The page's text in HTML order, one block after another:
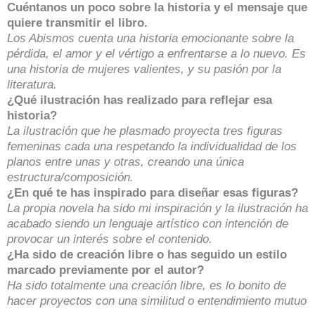
Cuéntanos un poco sobre la historia y el mensaje que
quiere transmitir el libro.
Los Abismos cuenta una historia emocionante sobre la
pérdida, el amor y el vértigo a enfrentarse a lo nuevo. Es
una historia de mujeres valientes, y su pasión por la
literatura.
¿Qué ilustración has realizado para reflejar esa
historia?
La ilustración que he plasmado proyecta tres figuras
femeninas cada una respetando la individualidad de los
planos entre unas y otras, creando una única
estructura/composición.
¿En qué te has inspirado para diseñar esas figuras?
La propia novela ha sido mi inspiración y la ilustración ha
acabado siendo un lenguaje artístico con intención de
provocar un interés sobre el contenido.
¿Ha sido de creación libre o has seguido un estilo
marcado previamente por el autor?
Ha sido totalmente una creación libre, es lo bonito de
hacer proyectos con una similitud o entendimiento mutuo